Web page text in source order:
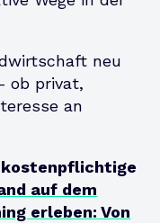
neu
ob privat,
an
auf dem
erleben: Von